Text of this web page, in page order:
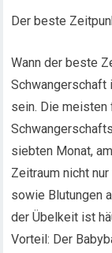
Der beste
Wann der beste
Schwangerschaft
sein. Die meisten
siebten Monat,
Zeitraum nicht
sowie Blutungen
der Übelkeit ist
Vorteil: Der